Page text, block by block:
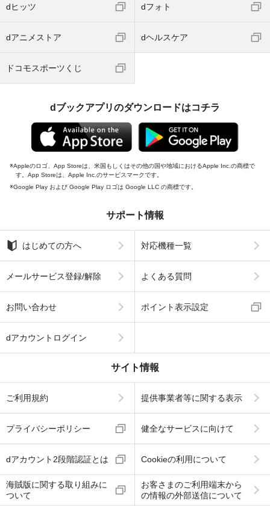
dヒッツ dフォト
dアニメストア dヘルスケア
ドコモスポーツくじ
dブックアプリのダウンロードはコチラ
Appleのロゴ、App Storeは、米国もしくはその他の国や地域におけるApple Inc.の商標で
す。App Storeは、Apple Inc.のサービスマークです。
Google Play および Google Play ロゴは Google LLC の商標です。
サポート情報
はじめての方へ 対応機種一覧
メールサービス登録/解除 よくある質問
お問い合わせ ポイント表示設定
dアカウントログイン
サイト情報
ご利用規約 提供事業者等に関する表示
プライバシーポリシー 健全なサービスに向けて
dアカウント2段階認証とは Cookieの利用について
海賊版に関する取り組みに
ついて
お客さまのご利用端末から
の情報の外部送信について